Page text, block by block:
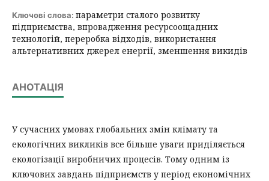
Ключові слова: параметри сталого розвитку
підприємства, впровадження ресурсоощадних
технологій, переробка відходів, використання
альтернативних джерел енергії, зменшення викидів
АНОТАЦІЯ
У сучасних умовах глобальних змін клімату та
екологічних викликів все більше уваги приділяється
екологізації виробничих процесів. Тому одним із
ключових завдань підприємств у період економічних